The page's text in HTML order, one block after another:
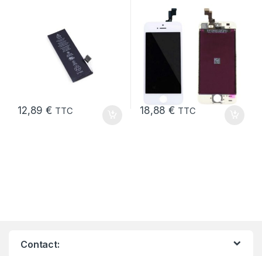
12,89€ TTC
tactile + Outils
18,88€ TTC
Contact: